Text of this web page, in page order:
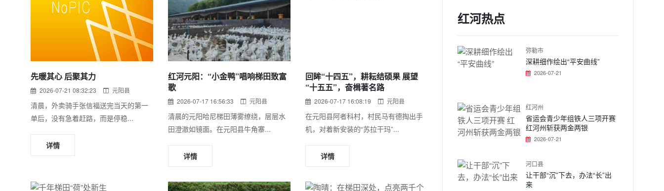
先暖其心 后聚其力
2026-07-21 08:32:23 元阳县
清晨，外卖骑手张信福送完当天的第一
单后，没有急着赶路，而是停稳...
详情
红河元阳：“小金鸭”唱响梯田致富
歌
2026-07-17 16:56:33 元阳县
清晨的元阳哈尼梯田薄雾缭绕，层层水
田澄澈如镜面。在元阳县牛角寨...
详情
回眸“十四五”，耕耘结硕果 展望
“十五五”，奋楫著名路
2026-07-17 16:08:19 元阳县
在元阳县阿者科村，村民马有德掏出手
机，对着新安装的“苏拉干玛”...
详情
红河热点
弥勒市
深耕细作绘出“平安曲线”
2026-07-21
红河州
省运会青少年组铁人三项开赛
红河州斩获两金两银
2026-07-21
河口县
让干部“沉”下去，办法“长”出
来